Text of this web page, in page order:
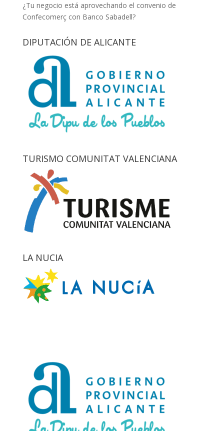
¿Tu negocio está aprovechando el convenio de
Confecomerç con Banco Sabadell?
DIPUTACIÓN DE ALICANTE
TURISMO COMUNITAT VALENCIANA
LA NUCIA